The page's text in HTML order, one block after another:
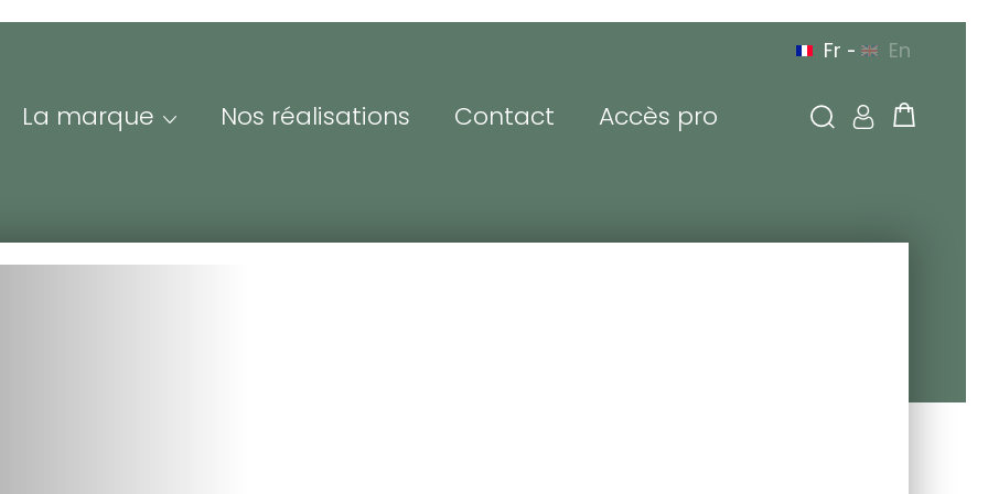
La marque Nos réalisations Contact Accès pro
Fr - En